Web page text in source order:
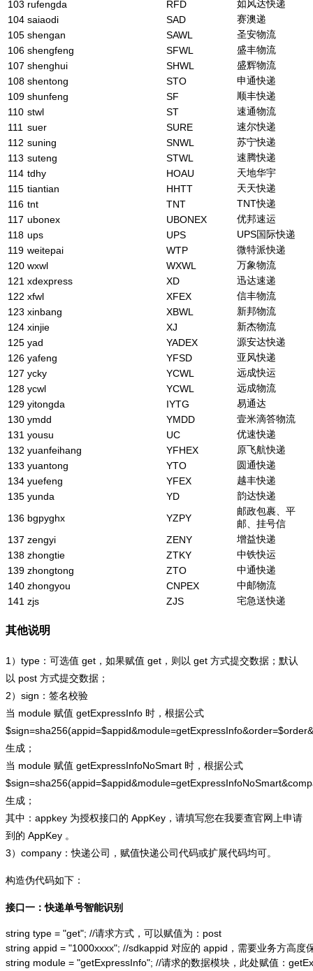
103 rufengda RFD
如风达快递
104 saiaodi SAD
赛澳递
105 shengan SAWL
圣安物流
106 shengfeng SFWL
盛丰物流
107 shenghui SHWL
盛辉物流
108 shentong STO
申通快递
109 shunfeng SF
顺丰快递
110 stwl ST
速通物流
111 suer SURE
速尔快递
112 suning SNWL
苏宁快递
113 suteng STWL
速腾快递
114 tdhy HOAU
天地华宇
115 tiantian HHTT
天天快递
116 tnt TNT
TNT快递
117 ubonex UBONEX
优邦速运
118 ups UPS
UPS国际快递
119 weitepai WTP
微特派快递
120 wxwl WXWL
万象物流
121 xdexpress XD
迅达速递
122 xfwl XFEX
信丰物流
123 xinbang XBWL
新邦物流
124 xinjie XJ
新杰物流
125 yad YADEX
源安达快递
126 yafeng YFSD
亚风快递
127 ycky YCWL
远成快运
128 ycwl YCWL
远成物流
129 yitongda IYTG
易通达
130 ymdd YMDD
壹米滴答物流
131 yousu UC
优速快递
132 yuanfeihang YFHEX
原飞航快递
133 yuantong YTO
圆通快递
134 yuefeng YFEX
越丰快递
135 yunda YD
韵达快递
136 bgpyghx YZPY
邮政包裹、平
邮、挂号信
137 zengyi ZENY
增益快递
138 zhongtie ZTKY
中铁快运
139 zhongtong ZTO
中通快递
140 zhongyou CNPEX
中邮物流
141 zjs ZJS 宅急送快递
其他说明
1）type：可选值 get，如果赋值 get，则以 get 方式提交数据；默认
以 post 方式提交数据；
2）sign：签名校验
当 module 赋值 getExpressInfo 时，根据公式
生成；
当 module 赋值 getExpressInfoNoSmart 时，根据公式
生成；
其中：appkey 为授权接口的 AppKey，请填写您在我要查官网上申请
到的 AppKey 。
3）company：快递公司，赋值快递公司代码或扩展代码均可。
构造伪代码如下：
接口一：快递单号智能识别
string type = "get"; //请求方式，可以赋值为：post
string appid = "1000xxxx"; //sdkappid 对应的 appid，需要业务方高度
string module = "getExpressInfo"; //请求的数据模块，此处赋值：